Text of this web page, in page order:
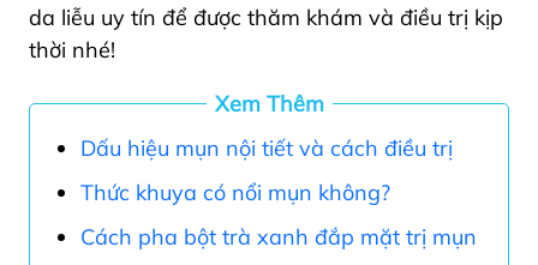
da liễu uy tín để được thăm khám và điều trị kịp
thời nhé!
Xem Thêm
Dấu hiệu mụn nội tiết và cách điều trị
Thức khuya có nổi mụn không?
Cách pha bột trà xanh đắp mặt trị mụn